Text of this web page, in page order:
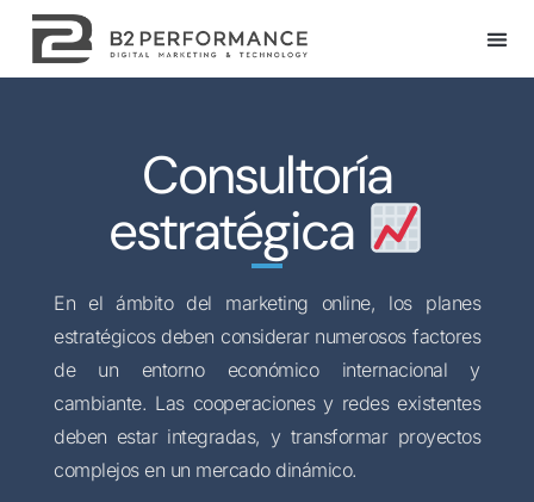
Consultoría
estratégica
En el ámbito del marketing online, los planes
estratégicos deben considerar numerosos factores
de un entorno económico internacional y
cambiante. Las cooperaciones y redes existentes
deben estar integradas, y transformar proyectos
complejos en un mercado dinámico.